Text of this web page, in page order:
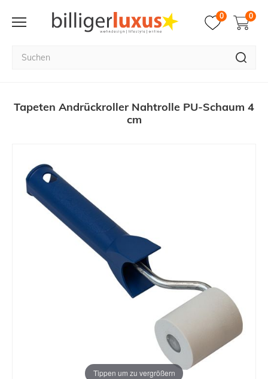
0 0
Tapeten Andrückroller Nahtrolle PU-Schaum 4
cm
Tippen um zu vergrößern